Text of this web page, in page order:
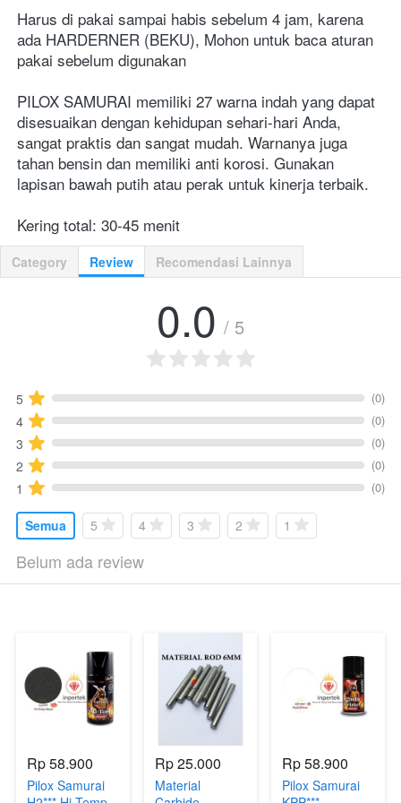
Harus di pakai sampai habis sebelum 4 jam, karena
ada HARDERNER (BEKU), Mohon untuk baca aturan
pakai sebelum digunakan
PILOX SAMURAI memiliki 27 warna indah yang dapat
disesuaikan dengan kehidupan sehari-hari Anda,
sangat praktis dan sangat mudah. Warnanya juga
tahan bensin dan memiliki anti korosi. Gunakan
lapisan bawah putih atau perak untuk kinerja terbaik.
Kering total: 30-45 menit
Category Review Recomendasi Lainnya
0.0 / 5
5 (0)
4 (0)
3 (0)
2 (0)
1 (0)
Semua 5 4 3 2 1
Belum ada review
Rp 58.900
Pilox Samurai
Rp 25.000
Material
Rp 58.900
Pilox Samurai